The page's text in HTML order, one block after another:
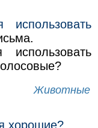
использовать
Животные
хорошие?